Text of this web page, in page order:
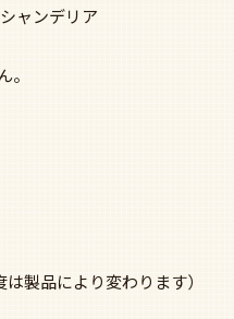
ャンデリア
製品により変わります）